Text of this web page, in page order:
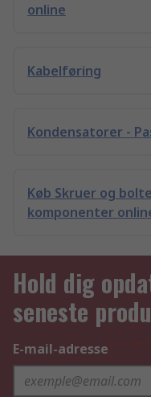
online
Kabelføring
Kondensatorer -
Køb Skruer og
komponenter
Hold dig
seneste
E-mail-adresse